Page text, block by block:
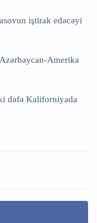
iştirak edəcəyi
Amerika
dəfə Kaliforniyada